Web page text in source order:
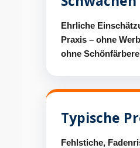
Ehrliche
Praxis – ohne
ohne
Typische
Fehlstiche,